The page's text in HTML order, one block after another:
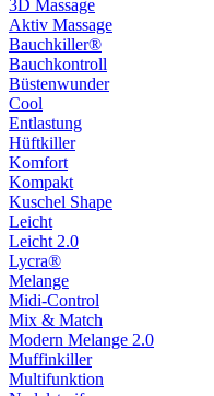
3D Massage
Aktiv Massage
Bauchkiller®
Bauchkontroll
Büstenwunder
Cool
Entlastung
Hüftkiller
Komfort
Kompakt
Kuschel Shape
Leicht
Leicht 2.0
Lycra®
Melange
Midi-Control
Mix & Match
Modern Melange 2.0
Muffinkiller
Multifunktion